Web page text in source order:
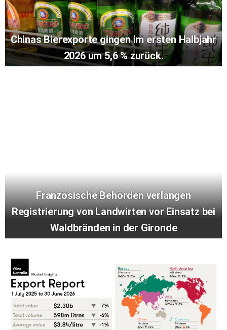
Chinas Bierexporte gingen im ersten Halbjahr
2026 um 5,6 % zurück.
Französische Behörden verlangen
Registrierung von Landwirten vor Einsatz bei
Waldbränden in der Gironde